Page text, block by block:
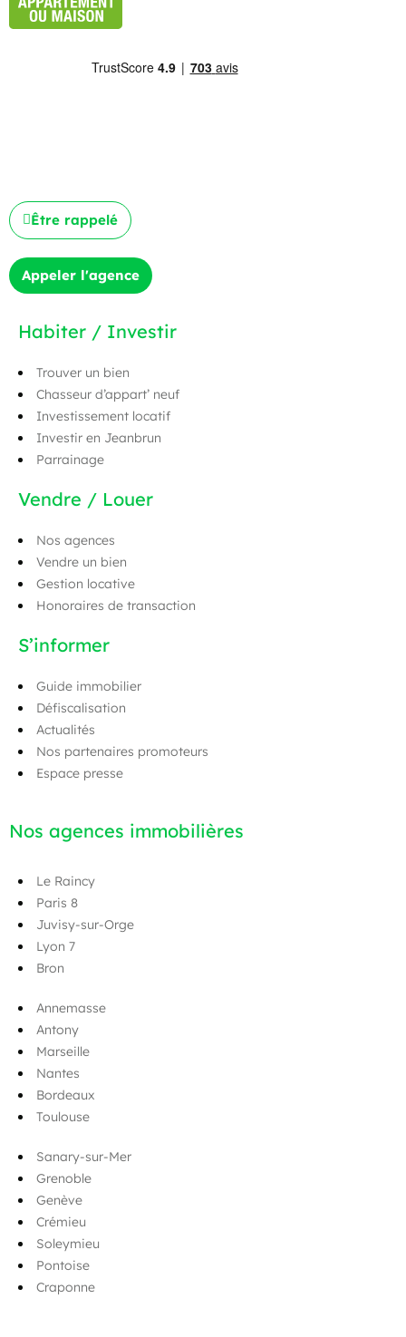
Être rappelé
Appeler l'agence
Habiter / Investir
Trouver un bien
Chasseur d’appart’ neuf
Investissement locatif
Investir en Jeanbrun
Parrainage
Vendre / Louer
Nos agences
Vendre un bien
Gestion locative
Honoraires de transaction
S’informer
Guide immobilier
Défiscalisation
Actualités
Nos partenaires promoteurs
Espace presse
Nos agences immobilières
Le Raincy
Paris 8
Juvisy-sur-Orge
Lyon 7
Bron
Annemasse
Antony
Marseille
Nantes
Bordeaux
Toulouse
Sanary-sur-Mer
Grenoble
Genève
Crémieu
Soleymieu
Pontoise
Craponne